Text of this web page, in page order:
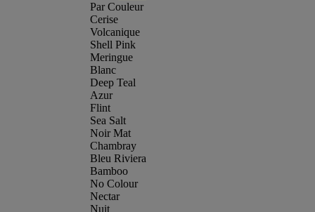
Par Couleur
Cerise
Volcanique
Shell Pink
Meringue
Blanc
Deep Teal
Azur
Flint
Sea Salt
Noir Mat
Chambray
Bleu Riviera
Bamboo
No Colour
Nectar
Nuit